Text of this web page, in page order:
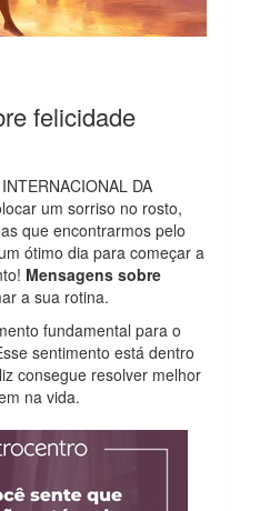
felicidade
DA
um sorriso no rosto,
que encontrarmos pelo
ótimo dia para começar a
Mensagens sobre
a sua rotina.
fundamental para o
sentimento está dentro
consegue resolver melhor
na vida.